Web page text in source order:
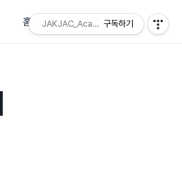
홈 태그방명록
JAKJAC_Academy구독하기